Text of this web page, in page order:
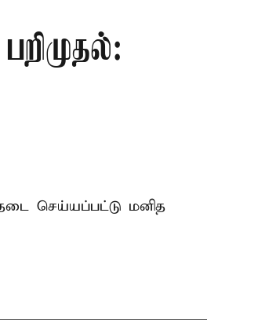
செய்யப்பட்டு மனித